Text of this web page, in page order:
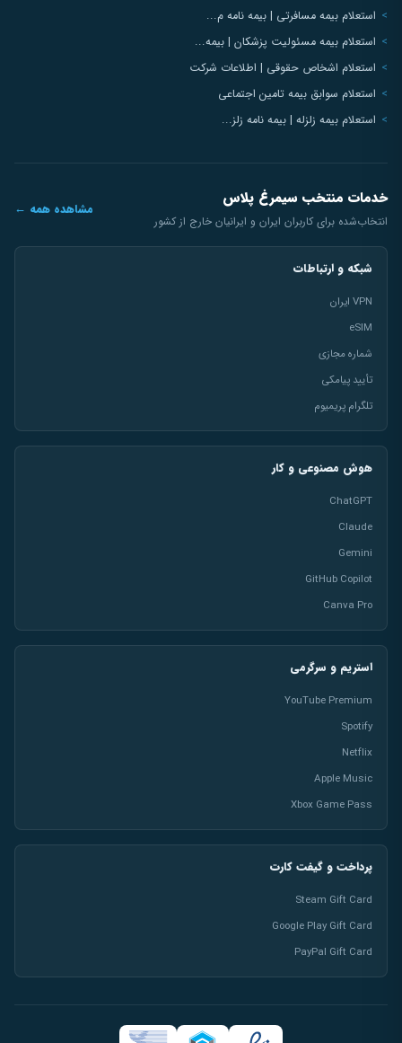
استعلام بیمه مسافرتی | بیمه نامه م...
استعلام بیمه مسئولیت پزشکان | بیمه...
استعلام اشخاص حقوقی | اطلاعات شرکت
استعلام سوابق بیمه تامین اجتماعی
استعلام بیمه زلزله | بیمه نامه زلز...
خدمات منتخب سیمرغ پلاس
انتخاب‌شده برای کاربران ایران و ایرانیان خارج از کشور
مشاهده همه ←
شبکه و ارتباطات
VPN ایران
eSIM
شماره مجازی
تأیید پیامکی
تلگرام پریمیوم
هوش مصنوعی و کار
ChatGPT
Claude
Gemini
GitHub Copilot
Canva Pro
استریم و سرگرمی
YouTube Premium
Spotify
Netflix
Apple Music
Xbox Game Pass
پرداخت و گیفت کارت
Steam Gift Card
Google Play Gift Card
PayPal Gift Card